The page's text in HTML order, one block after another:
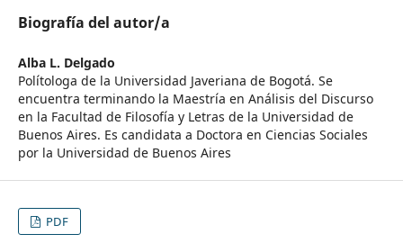
Biografía del autor/a
Alba L. Delgado
Polítologa de la Universidad Javeriana de Bogotá. Se
encuentra terminando la Maestría en Análisis del Discurso
en la Facultad de Filosofía y Letras de la Universidad de
Buenos Aires. Es candidata a Doctora en Ciencias Sociales
por la Universidad de Buenos Aires
PDF